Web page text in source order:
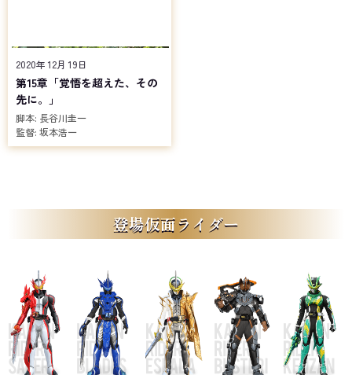
2020年 12月 19日
第15章「覚悟を超えた、その
先に。」
脚本: 長谷川圭一
監督: 坂本浩一
登場仮面ライダー